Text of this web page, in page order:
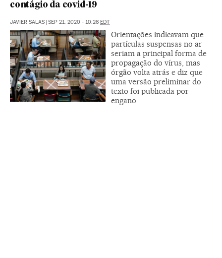
contágio da covid-19
JAVIER SALAS | SEP 21, 2020 - 10:26 EDT
Orientações indicavam que
partículas suspensas no ar
seriam a principal forma de
propagação do vírus, mas
órgão volta atrás e diz que
uma versão preliminar do
texto foi publicada por
engano